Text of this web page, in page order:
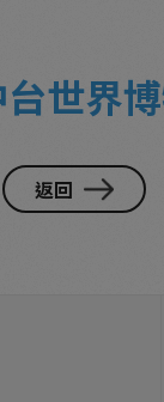
世界
返回